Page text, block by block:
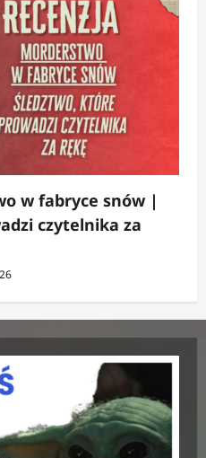
w fabryce snów |
czytelnika za